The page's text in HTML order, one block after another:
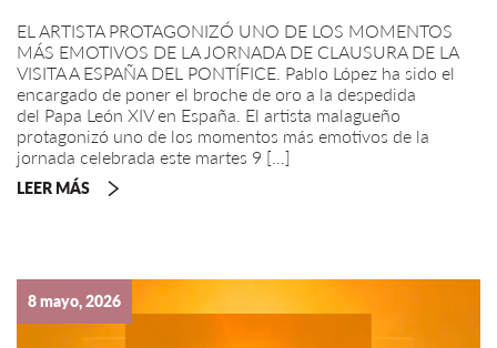
EL ARTISTA PROTAGONIZÓ UNO DE LOS MOMENTOS
MÁS EMOTIVOS DE LA JORNADA DE CLAUSURA DE LA
VISITA A ESPAÑA DEL PONTÍFICE. Pablo López ha sido el
encargado de poner el broche de oro a la despedida
del Papa León XIV en España. El artista malagueño
protagonizó uno de los momentos más emotivos de la
jornada celebrada este martes 9 […]
LEER MÁS
8 mayo, 2026